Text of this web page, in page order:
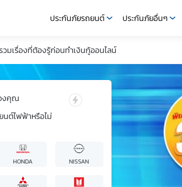
ประกันภัยรถยนต์ ประกันภัยอื่นๆ
วมเรื่องที่ต้องรู้ก่อนทำเงินกู้ออนไลน์
งคุณ
ต์ไฟฟ้าหรือไม่
HONDA NISSAN